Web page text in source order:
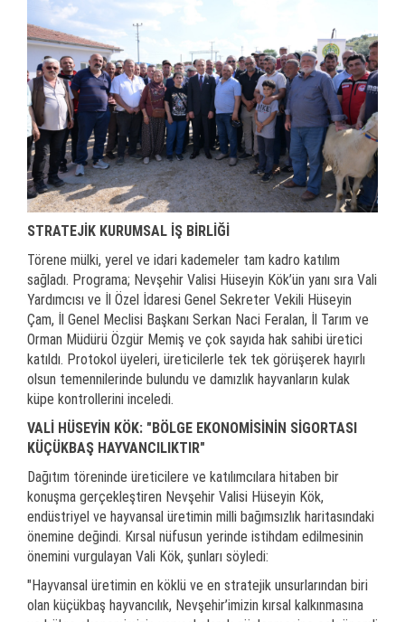
STRATEJİK KURUMSAL İŞ BİRLİĞİ
Törene mülki, yerel ve idari kademeler tam kadro katılım
sağladı. Programa; Nevşehir Valisi Hüseyin Kök’ün yanı sıra Vali
Yardımcısı ve İl Özel İdaresi Genel Sekreter Vekili Hüseyin
Çam, İl Genel Meclisi Başkanı Serkan Naci Feralan, İl Tarım ve
Orman Müdürü Özgür Memiş ve çok sayıda hak sahibi üretici
katıldı. Protokol üyeleri, üreticilerle tek tek görüşerek hayırlı
olsun temennilerinde bulundu ve damızlık hayvanların kulak
küpe kontrollerini inceledi.
VALİ HÜSEYİN KÖK: "BÖLGE EKONOMİSİNİN SİGORTASI
KÜÇÜKBAŞ HAYVANCILIKTIR"
Dağıtım töreninde üreticilere ve katılımcılara hitaben bir
konuşma gerçekleştiren Nevşehir Valisi Hüseyin Kök,
endüstriyel ve hayvansal üretimin milli bağımsızlık haritasındaki
önemine değindi. Kırsal nüfusun yerinde istihdam edilmesinin
önemini vurgulayan Vali Kök, şunları söyledi:
"Hayvansal üretimin en köklü ve en stratejik unsurlarından biri
olan küçükbaş hayvancılık, Nevşehir’imizin kırsal kalkınmasına